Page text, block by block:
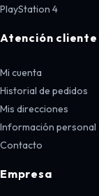
PlayStation 4
Atención cliente
Mi cuenta
Historial de pedidos
Mis direcciones
Información personal
Contacto
Empresa